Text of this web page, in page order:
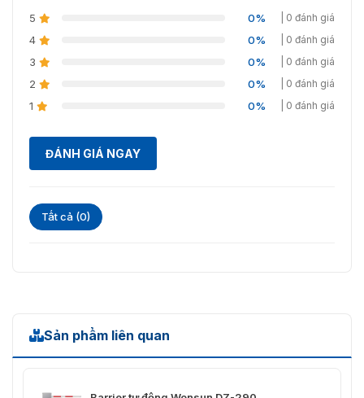
5 0% | 0 đánh giá
4 0% | 0 đánh giá
3 0% | 0 đánh giá
2 0% | 0 đánh giá
1 0% | 0 đánh giá
ĐÁNH GIÁ NGAY
Tất cả (0)
Sản phẩm liên quan